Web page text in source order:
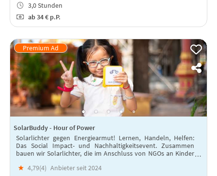
3,0 Stunden
ab34 € p.P.
SolarBuddy - Hour of Power
Solarlichter gegen Energiearmut! Lernen, Handeln, Helfen:
Das Social Impact- und Nachhaltigkeitsevent. Zusammen
bauen wir Solarlichter, die im Anschluss von NGOs an Kinder
★ 4,79(4) Anbieter seit 2024